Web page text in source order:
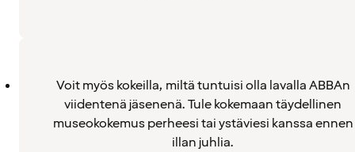
Voit myös kokeilla, miltä tuntuisi olla lavalla ABBAn
viidentenä jäsenenä. Tule kokemaan täydellinen
museokokemus perheesi tai ystäviesi kanssa ennen
illan juhlia.